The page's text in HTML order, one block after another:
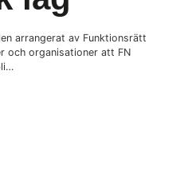
arrangerat av Funktionsrätt
och organisationer att FN